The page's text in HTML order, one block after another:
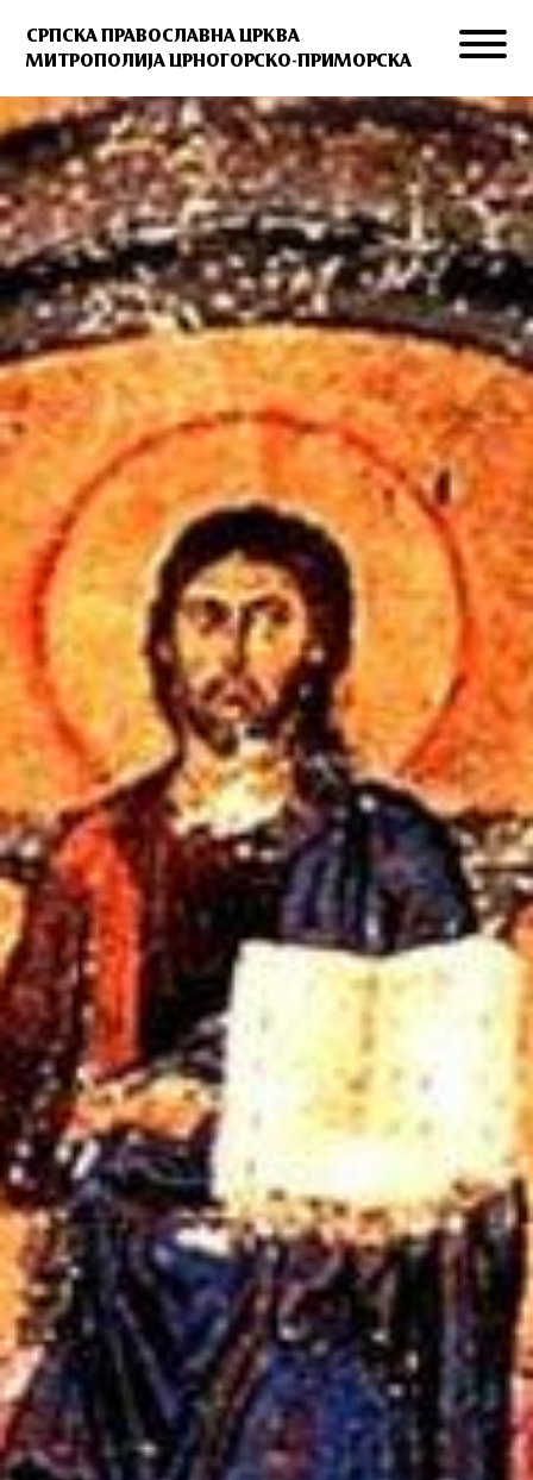
СРПСКА ПРАВОСЛАВНА ЦРКВА
МИТРОПОЛИЈА ЦРНОГОРСКО-ПРИМОРСКА